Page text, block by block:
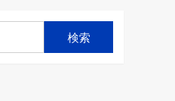
検索